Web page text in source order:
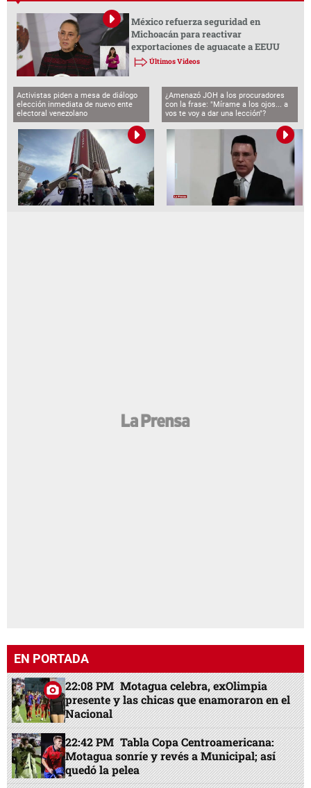
México refuerza seguridad en
Michoacán para reactivar
exportaciones de aguacate a EEUU
Últimos Videos
Activistas piden a mesa de diálogo
elección inmediata de nuevo ente
electoral venezolano
¿Amenazó JOH a los procuradores
con la frase: "Mírame a los ojos... a
vos te voy a dar una lección"?
EN PORTADA
22:08 PM Motagua celebra, exOlimpia
presente y las chicas que enamoraron en el
Nacional
22:42 PM Tabla Copa Centroamericana:
Motagua sonríe y revés a Municipal; así
quedó la pelea